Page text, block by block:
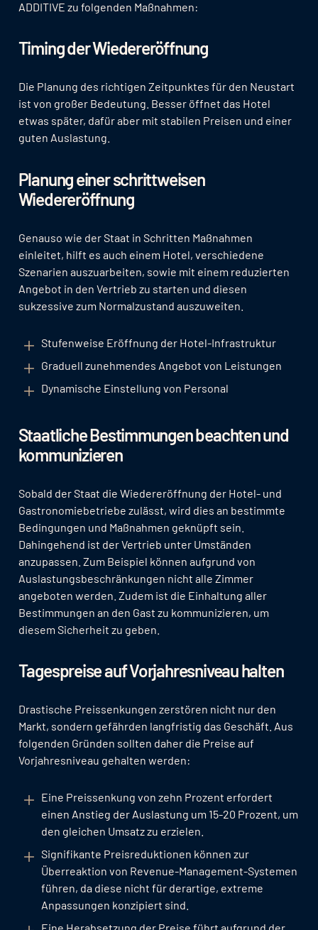
ADDITIVE zu folgenden Maßnahmen:
Timing der Wiedereröffnung
Die Planung des richtigen Zeitpunktes für den Neustart
ist von großer Bedeutung. Besser öffnet das Hotel
etwas später, dafür aber mit stabilen Preisen und einer
guten Auslastung.
Planung einer schrittweisen
Wiedereröffnung
Genauso wie der Staat in Schritten Maßnahmen
einleitet, hilft es auch einem Hotel, verschiedene
Szenarien auszuarbeiten, sowie mit einem reduzierten
Angebot in den Vertrieb zu starten und diesen
sukzessive zum Normalzustand auszuweiten.
Stufenweise Eröffnung der Hotel-Infrastruktur
Graduell zunehmendes Angebot von Leistungen
Dynamische Einstellung von Personal
Staatliche Bestimmungen beachten und
kommunizieren
Sobald der Staat die Wiedereröffnung der Hotel- und
Gastronomiebetriebe zulässt, wird dies an bestimmte
Bedingungen und Maßnahmen geknüpft sein.
Dahingehend ist der Vertrieb unter Umständen
anzupassen. Zum Beispiel können aufgrund von
Auslastungsbeschränkungen nicht alle Zimmer
angeboten werden. Zudem ist die Einhaltung aller
Bestimmungen an den Gast zu kommunizieren, um
diesem Sicherheit zu geben.
Tagespreise auf Vorjahresniveau halten
Drastische Preissenkungen zerstören nicht nur den
Markt, sondern gefährden langfristig das Geschäft. Aus
folgenden Gründen sollten daher die Preise auf
Vorjahresniveau gehalten werden:
Eine Preissenkung von zehn Prozent erfordert
einen Anstieg der Auslastung um 15-20 Prozent, um
den gleichen Umsatz zu erzielen.
Signifikante Preisreduktionen können zur
Überreaktion von Revenue-Management-Systemen
führen, da diese nicht für derartige, extreme
Anpassungen konzipiert sind.